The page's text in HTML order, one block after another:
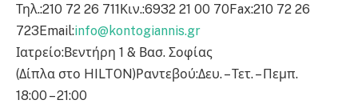
Τηλ.:210 72 26 711Κιν.:6932 21 00 70Fax:210 72 26
723Email:info@kontogiannis.gr
Ιατρείο:Βεντήρη 1 & Βασ. Σοφίας
(Δίπλα στο HILTON)Ραντεβού:Δευ. – Τετ. – Πεμπ.
18:00 – 21:00